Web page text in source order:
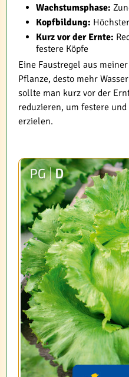
Wachstumsphase:
Kopfbildung:
Kurz vor der Ernte:
festere Köpfe
Eine Faustregel aus
Pflanze, desto mehr
sollte man kurz vor der
reduzieren, um festere
erzielen.